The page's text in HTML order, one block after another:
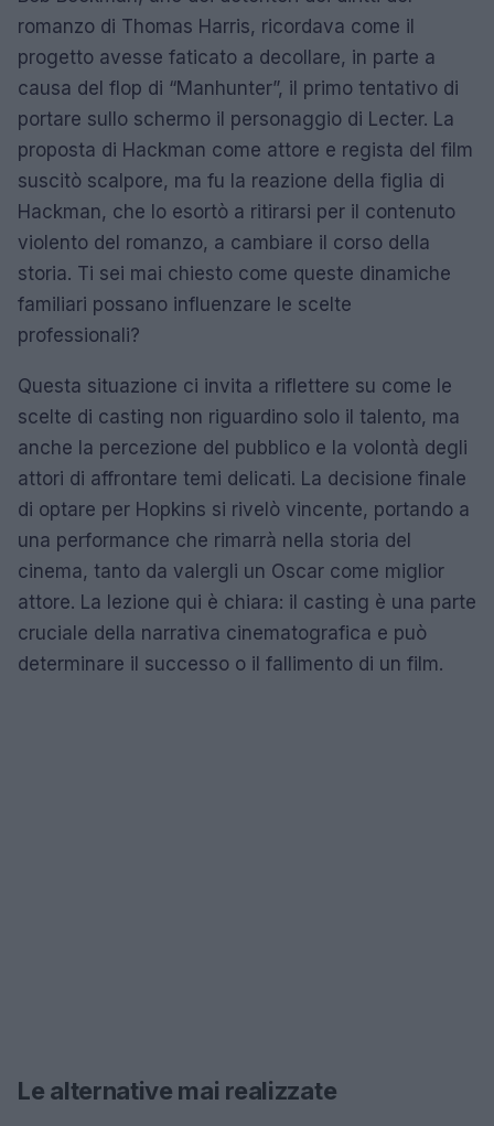
romanzo di Thomas Harris, ricordava come il
progetto avesse faticato a decollare, in parte a
causa del flop di “Manhunter”, il primo tentativo di
portare sullo schermo il personaggio di Lecter. La
proposta di Hackman come attore e regista del film
suscitò scalpore, ma fu la reazione della figlia di
Hackman, che lo esortò a ritirarsi per il contenuto
violento del romanzo, a cambiare il corso della
storia. Ti sei mai chiesto come queste dinamiche
familiari possano influenzare le scelte
professionali?
Questa situazione ci invita a riflettere su come le
scelte di casting non riguardino solo il talento, ma
anche la percezione del pubblico e la volontà degli
attori di affrontare temi delicati. La decisione finale
di optare per Hopkins si rivelò vincente, portando a
una performance che rimarrà nella storia del
cinema, tanto da valergli un Oscar come miglior
attore. La lezione qui è chiara: il casting è una parte
cruciale della narrativa cinematografica e può
determinare il successo o il fallimento di un film.
Le alternative mai realizzate